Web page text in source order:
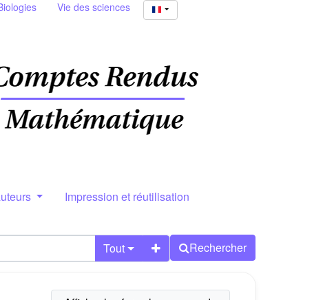
Vie des sciences
Impression et réutilisation
Tout Rechercher